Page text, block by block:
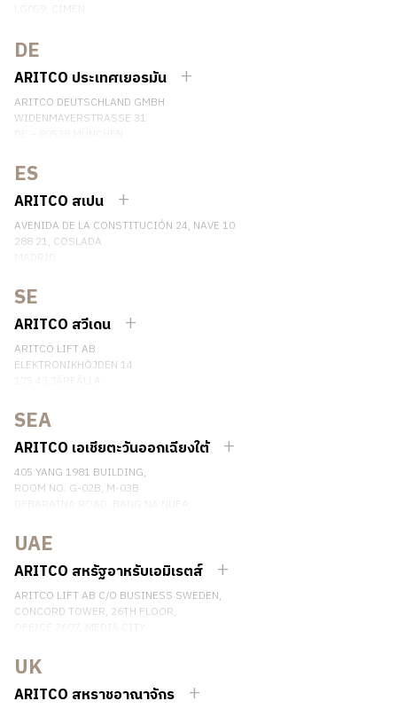
LG059, CIMEN
SHANGHAI, CHINA
EMAIL:INFO.CHINA@ARITCO.COM
เบอร์โทรศัพท์: +86 400 6233 121
ติดต่อเรา
DE
ARITCO ประเทศเยอรมัน
ARITCO DEUTSCHLAND GMBH
WIDENMAYERSTRASSE 31
เบอร์โทรศัพท์: +49 7123 9597272
ติดต่อเรา
ES
ARITCO สเปน
AVENIDA DE LA CONSTITUCIÓN 24, NAVE 10
288 21, COSLADA
เบอร์โทรศัพท์: (+34) 918 622 552
ติดต่อเรา
SE
ARITCO สวีเดน
ARITCO LIFT AB
ELEKTRONIKHÖJDEN 14
เบอร์โทรศัพท์: +46 8 120 401 00
ติดต่อเรา
SEA
ARITCO เอเชียตะวันออกเฉียงใต้
405 YANG 1981 BUILDING,
ROOM NO. G-02B, M-03B
เบอร์โทรศัพท์: +66 863174017
ติดต่อเรา
UAE
ARITCO สหรัฐอาหรับเอมิเรตส์
ARITCO LIFT AB C/O BUSINESS SWEDEN,
CONCORD TOWER, 26TH FLOOR,
ติดต่อเรา
UK
ARITCO สหราชอาณาจักร